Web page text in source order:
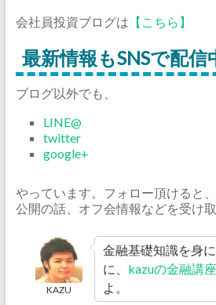
会社員投資ブログは 【こちら】
最新情報もSNSで配信
ブログ以外でも、
LINE@
twitter
google+
やっています。フォロー頂けると
公開の話、オフ会情報などを受け取
KAZU
金融基礎知識を身
に、 kazuの金融講座
よ。